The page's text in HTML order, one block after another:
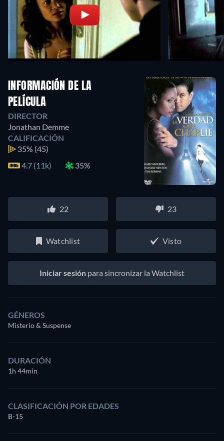
INFORMACIÓN DE LA
PELÍCULA
DIRECTOR
Jonathan Demme
CALIFICACIÓN
35% (45)
4.7 (11k)
35%
22 23
Watchlist Visto
Iniciar sesión para sincronizar la Watchlist
GÉNEROS
Misterio & Suspense
DURACIÓN
1h 44min
CLASIFICACIÓN POR EDADES
B-15